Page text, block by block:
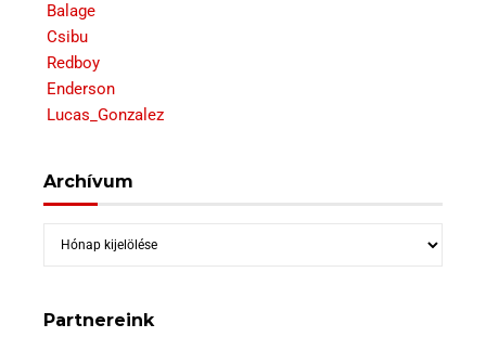
Balage
Csibu
Redboy
Enderson
Lucas_Gonzalez
Archívum
Archívum
Partnereink